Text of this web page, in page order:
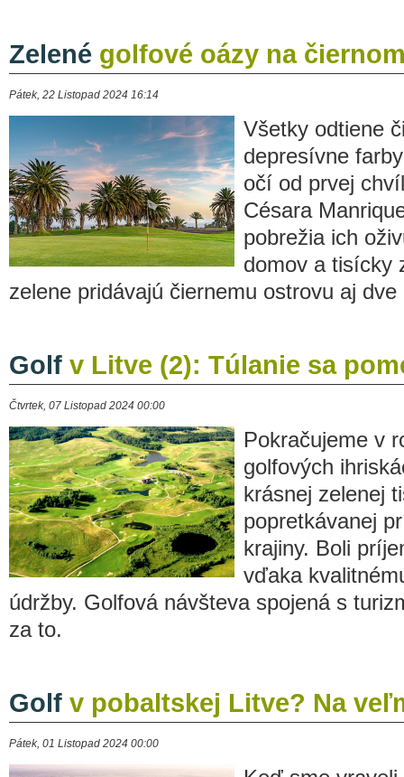
Zelené golfové oázy na
Pátek, 22 Listopad 2024 16:14
Všetky odtiene
depresívne
očí od prvej
Césara
pobrežia ich
domov a tisícky
zelene pridávajú čiernemu ostrovu aj
Golf v Litve (2): Túlanie sa
Čtvrtek, 07 Listopad 2024 00:00
Pokračujeme v
golfových
krásnej zelenej
popretkávanej
krajiny. Boli
vďaka
údržby. Golfová návšteva spojená s
za to.
Golf v pobaltskej Litve? Na
Pátek, 01 Listopad 2024 00:00